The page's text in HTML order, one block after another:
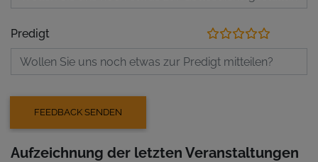
Predigt
Aufzeichnung der letzten Veranstaltungen